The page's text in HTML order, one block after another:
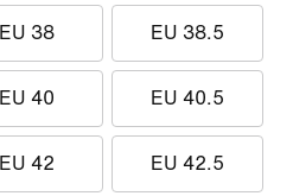
EU 38 EU 38.5
EU 40 EU 40.5
EU 42 EU 42.5